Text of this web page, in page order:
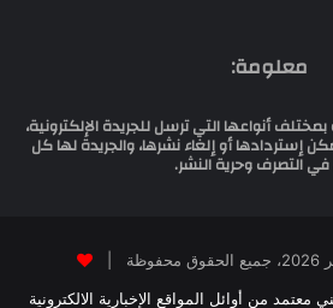
معلومة:
أنواعها التي ترسل للجريدة الإلكترونية،
إستردادها أو إلغاء نشرها، والجريدة لها كل
التصرف وحرية النشر.
من أوائل المواقع الإخبارية الالكترونية